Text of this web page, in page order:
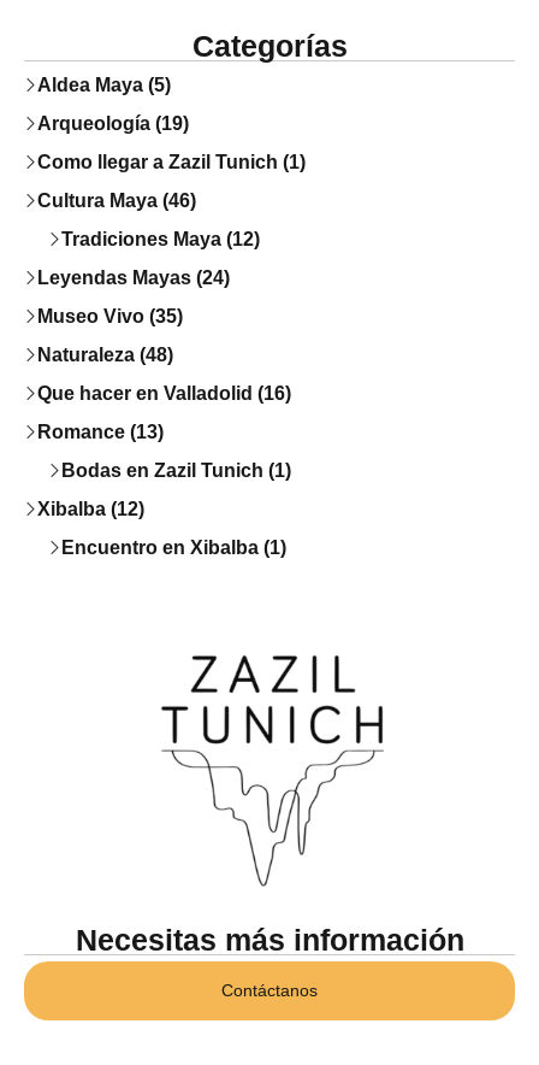
Categorías
Aldea Maya (5)
Arqueología (19)
Como llegar a Zazil Tunich (1)
Cultura Maya (46)
Tradiciones Maya (12)
Leyendas Mayas (24)
Museo Vivo (35)
Naturaleza (48)
Que hacer en Valladolid (16)
Romance (13)
Bodas en Zazil Tunich (1)
Xibalba (12)
Encuentro en Xibalba (1)
Necesitas más información
Contáctanos